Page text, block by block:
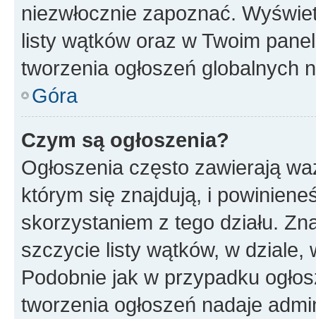
niezwłocznie zapoznać.
listy wątków oraz w Twoim
tworzenia ogłoszeń globalnych
Góra
Czym są ogłoszenia?
Ogłoszenia często zawierają
którym się znajdują, i
skorzystaniem z tego działu.
szczycie listy wątków, w dziale,
Podobnie jak w przypadku
tworzenia ogłoszeń nadaje